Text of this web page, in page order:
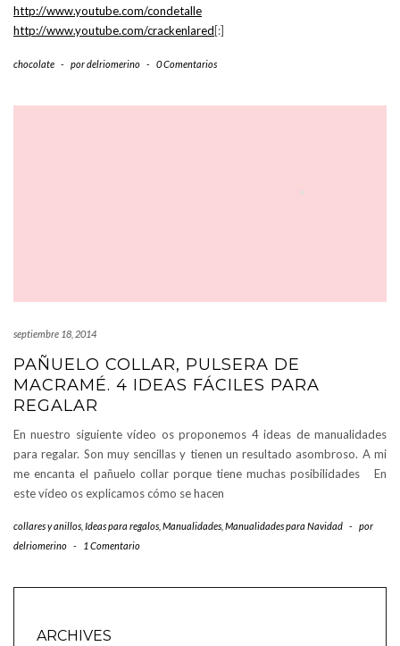
http://www.youtube.com/condetalle
http://www.youtube.com/crackenlared[:]
chocolate - pordelriomerino - 0 Comentarios
septiembre 18, 2014
PAÑUELO COLLAR, PULSERA DE
MACRAMÉ. 4 IDEAS FÁCILES PARA
REGALAR
En nuestro siguiente vídeo os proponemos 4 ideas de manualidades
para regalar. Son muy sencillas y tienen un resultado asombroso. A mi
me encanta el pañuelo collar porque tiene muchas posibilidades En
este vídeo os explicamos cómo se hacen
collares y anillos Ideas para regalos Manualidades Manualidades para Navidad -
por
delriomerino - 1 Comentario
ARCHIVES